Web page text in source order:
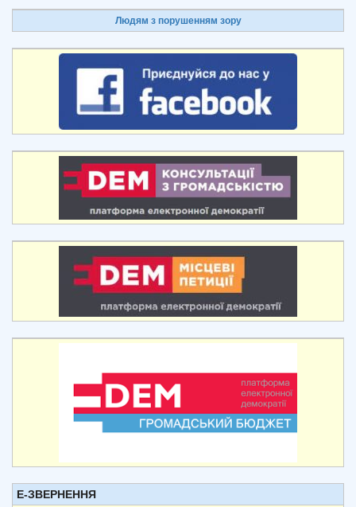
Людям з порушенням зору
Е-ЗВЕРНЕННЯ